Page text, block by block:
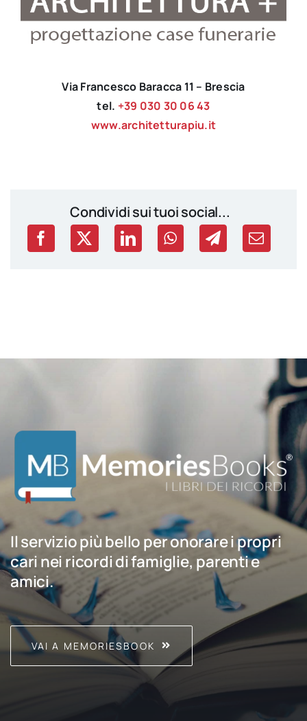
Via Francesco Baracca 11 – Brescia
tel. +39 030 30 06 43
www.architetturapiu.it
Condividi sui tuoi social...
Il servizio più bello per onorare i propri
cari nei ricordi di famiglie, parenti e
amici.
VAI A MEMORIESBOOK